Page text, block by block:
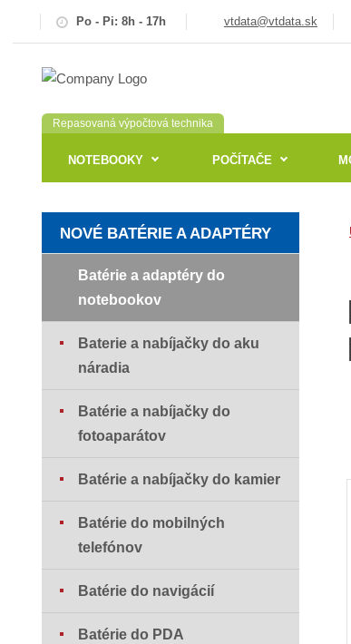
Po - Pi: 8h - 17h vtdata@vtdata.sk
Repasovaná výpočtová technika
NOTEBOOKY POČÍTAČE
NOVÉ BATÉRIE A ADAPTÉRY
Batérie a adaptéry do
notebookov
Baterie a nabíjačky do aku
náradia
Batérie a nabíjačky do
fotoaparátov
Batérie a nabíjačky do kamier
Batérie do mobilných
telefónov
Batérie do navigácií
Batérie do PDA